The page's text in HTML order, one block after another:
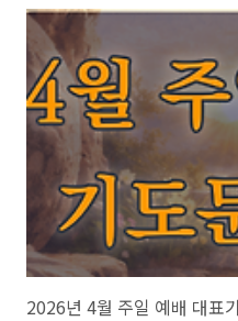
줄 알았던 어두운 새벽에 무덤 문을
비추신 하나님을 경배합니다. 오늘
된 교회로 함께 모여 예배하게 하
기를 기념하는 자리가 아니라, 살아
력을 새롭게 덧입는 거룩한 시간이
영광을 노..
2026년 4월 주일 예배 대표